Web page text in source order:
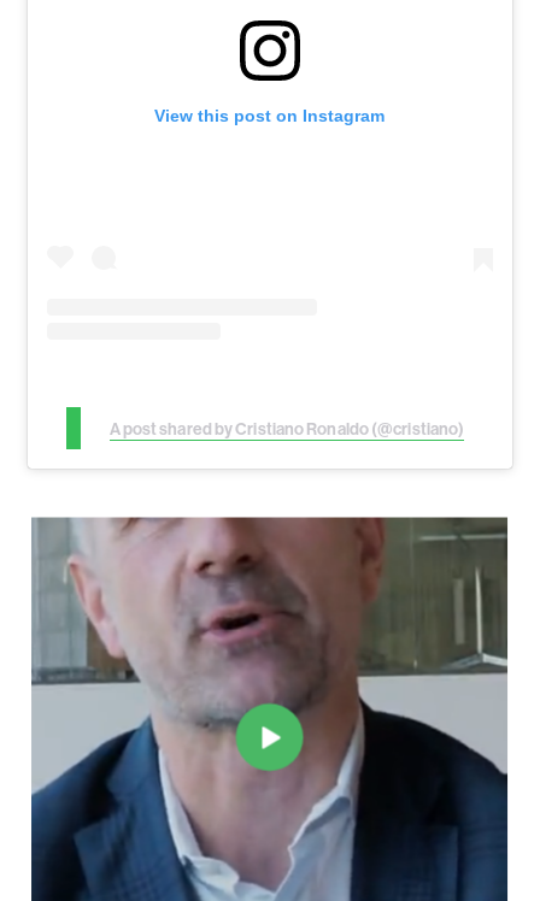
View this post on Instagram
A post shared by Cristiano Ronaldo (@cristiano)